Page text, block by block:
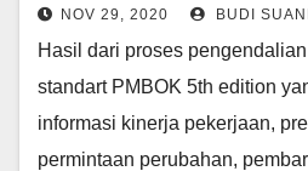
NOV 29, 2020 BUDI
Hasil dari proses
standart PMBOK 5th edition
informasi kinerja pekerjaan,
permintaan perubahan,